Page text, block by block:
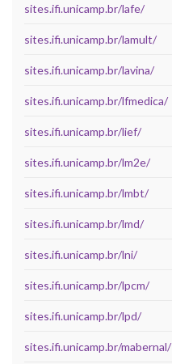
sites.ifi.unicamp.br/lafe/
sites.ifi.unicamp.br/lamult/
sites.ifi.unicamp.br/lavina/
sites.ifi.unicamp.br/lfmedica/
sites.ifi.unicamp.br/lief/
sites.ifi.unicamp.br/lm2e/
sites.ifi.unicamp.br/lmbt/
sites.ifi.unicamp.br/lmd/
sites.ifi.unicamp.br/lni/
sites.ifi.unicamp.br/lpcm/
sites.ifi.unicamp.br/lpd/
sites.ifi.unicamp.br/mabernal/